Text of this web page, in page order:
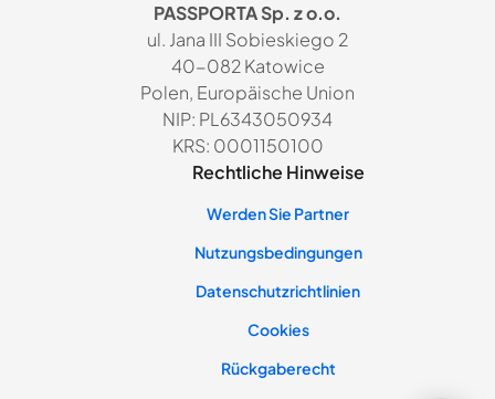
PASSPORTA Sp. z o.o.
ul. Jana III Sobieskiego 2
40-082 Katowice
Polen, Europäische Union
NIP: PL6343050934
KRS: 0001150100
Rechtliche Hinweise
Werden Sie Partner
Nutzungsbedingungen
Datenschutzrichtlinien
Cookies
Rückgaberecht